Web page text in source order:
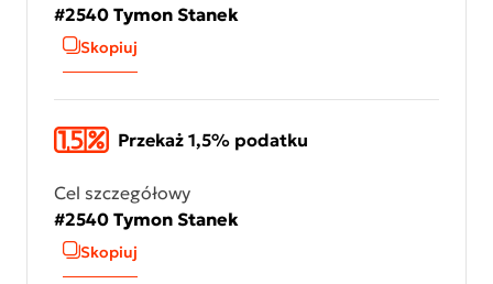
#2540 Tymon Stanek
Skopiuj
Przekaż 1,5% podatku
Cel szczegółowy
#2540 Tymon Stanek
Skopiuj